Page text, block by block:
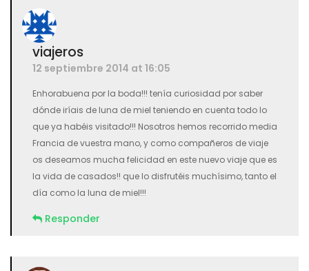
viajeros
12 septiembre 2014 at 16:05
Enhorabuena por la boda!!! tenía curiosidad por saber
dónde iríais de luna de miel teniendo en cuenta todo lo
que ya habéis visitado!!! Nosotros hemos recorrido media
Francia de vuestra mano, y como compañeros de viaje
os deseamos mucha felicidad en este nuevo viaje que es
la vida de casados!! que lo disfrutéis muchísimo, tanto el
día como la luna de miel!!!
Responder